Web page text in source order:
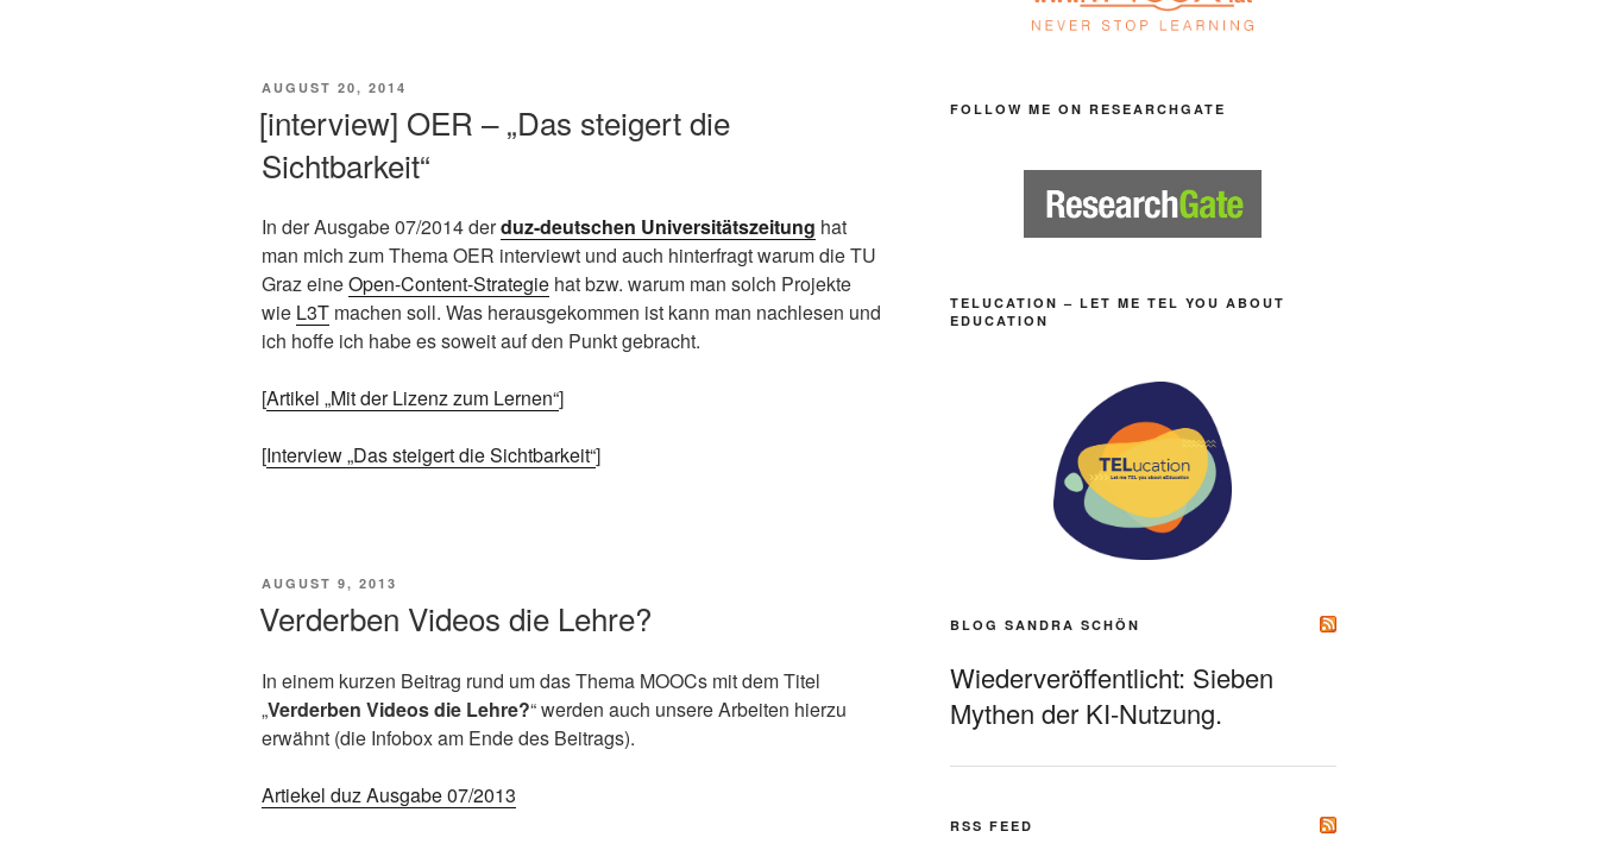
VERÖFFENTLICHT
AUGUST 20, 2014
[interview] OER – „Das steigert die
Sichtbarkeit“
In der Ausgabe 07/2014 derduz-deutschen Universitätszeitung hat
man mich zum Thema OER interviewt und auch hinterfragt warum die TU
Graz eineOpen-Content-Strategie hat bzw. warum man solch Projekte
wie L3T machen soll. Was herausgekommen ist kann man nachlesen und
ich hoffe ich habe es soweit auf den Punkt gebracht.
[Artikel „Mit der Lizenz zum Lernen“]
[Interview „Das steigert die Sichtbarkeit“]
VERÖFFENTLICHT
AUGUST 9, 2013
Verderben Videos die Lehre?
In einem kurzen Beitrag rund um das Thema MOOCs mit dem Titel
„Verderben Videos die Lehre?“ werden auch unsere Arbeiten hierzu
erwähnt (die Infobox am Ende des Beitrags).
Artiekel duz Ausgabe 07/2013
FOLLOW ME ON RESEARCHGATE
TELUCATION – LET ME TEL YOU ABOUT
EDUCATION
BLOG SANDRA SCHÖN
Wiederveröffentlicht: Sieben
Mythen der KI-Nutzung.
RSS FEED